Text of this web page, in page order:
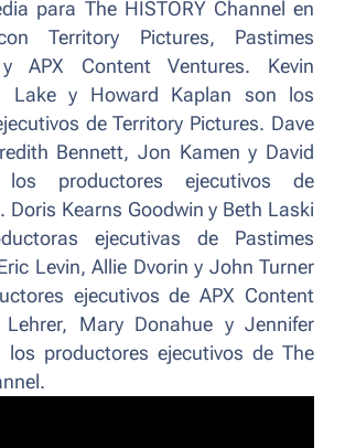
para The HISTORY Channel en
Territory Pictures, Pastimes
y APX Content Ventures. Kevin
Lake y Howard Kaplan son los
de Territory Pictures. Dave
Bennett, Jon Kamen y David
productores ejecutivos de
Doris Kearns Goodwin y Beth Laski
ejecutivas de Pastimes
Levin, Allie Dvorin y John Turner
ejecutivos de APX Content
Lehrer, Mary Donahue y Jennifer
los productores ejecutivos de The